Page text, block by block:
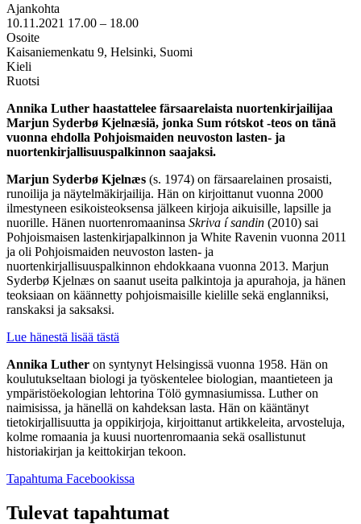
Ajankohta
10.11.2021 17.00 – 18.00
Osoite
Kaisaniemenkatu 9, Helsinki, Suomi
Kieli
Ruotsi
Annika Luther haastattelee färsaarelaista nuortenkirjailijaa
Marjun Syderbø Kjelnæsiä, jonka Sum rótskot -teos on tänä
vuonna ehdolla Pohjoismaiden neuvoston lasten- ja
nuortenkirjallisuuspalkinnon saajaksi.
Marjun Syderbø Kjelnæs (s. 1974) on färsaarelainen prosaisti,
runoilija ja näytelmäkirjailija. Hän on kirjoittanut vuonna 2000
ilmestyneen esikoisteoksensa jälkeen kirjoja aikuisille, lapsille ja
nuorille. Hänen nuortenromaaninsa Skriva í sandin (2010) sai
Pohjoismaisen lastenkirjapalkinnon ja White Ravenin vuonna 2011
ja oli Pohjoismaiden neuvoston lasten- ja
nuortenkirjallisuuspalkinnon ehdokkaana vuonna 2013. Marjun
Syderbø Kjelnæs on saanut useita palkintoja ja apurahoja, ja hänen
teoksiaan on käännetty pohjoismaisille kielille sekä englanniksi,
ranskaksi ja saksaksi.
Lue hänestä lisää tästä
Annika Luther on syntynyt Helsingissä vuonna 1958. Hän on
koulutukseltaan biologi ja työskentelee biologian, maantieteen ja
ympäristöekologian lehtorina Tölö gymnasiumissa. Luther on
naimisissa, ja hänellä on kahdeksan lasta. Hän on kääntänyt
tietokirjallisuutta ja oppikirjoja, kirjoittanut artikkeleita, arvosteluja,
kolme romaania ja kuusi nuortenromaania sekä osallistunut
historiakirjan ja keittokirjan tekoon.
Tapahtuma Facebookissa
välilehteen
Tulevat tapahtumat